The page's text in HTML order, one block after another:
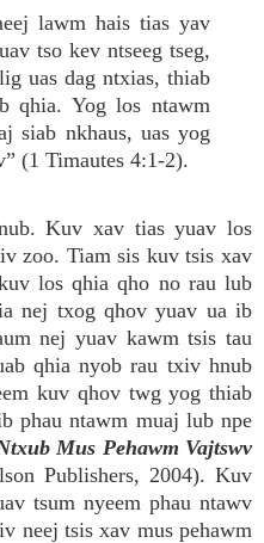
lawm hais tias yav
tso kev ntseeg tseg,
uas dag ntxias, thiab
qhia. Yog los ntawm
siab nkhaus, uas yog
(1 Timautes 4:1-2).
Kuv xav tias yuav los
zoo. Tiam sis kuv tsis xav
los qhia qho no rau lub
nej txog qhov yuav ua ib
nej yuav kawm tsis tau
qhia nyob rau txiv hnub
kuv qhov twg yog thiab
phau ntawm muaj lub npe
Mus Pehawm Vajtswv
Publishers, 2004). Kuv
tsum nyeem phau ntawv
neej tsis xav mus pehawm